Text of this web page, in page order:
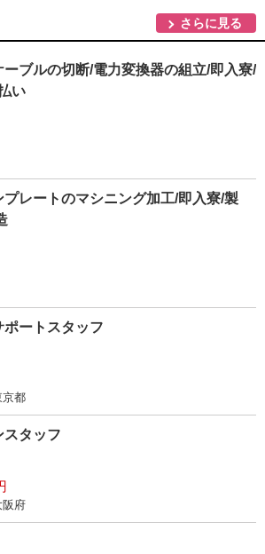
さらに見る
ーブルの切断/電力変換器の組立/即入寮/
い
プレートのマシニング加工/即入寮/製
ートスタッフ
京都
スタッフ
阪府